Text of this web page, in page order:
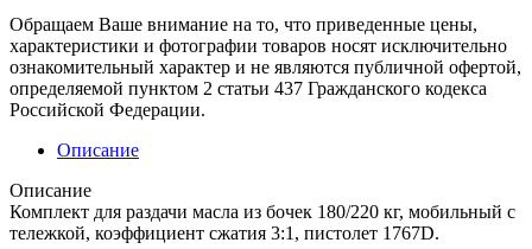
Обращаем Ваше внимание на то, что приведенные цены,
характеристики и фотографии товаров носят исключительно
ознакомительный характер и не являются публичной офертой,
определяемой пунктом 2 статьи 437 Гражданского кодекса
Российской Федерации.
Описание
Описание
Комплект для раздачи масла из бочек 180/220 кг, мобильный с
тележкой, коэффициент сжатия 3:1, пистолет 1767D.